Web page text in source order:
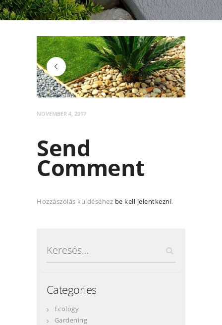
img_contact
NOVEMBER 4, 2017
Send
Comment
Hozzászólás küldéséhez be kell jelentkezni.
Categories
Ecology
Gardening